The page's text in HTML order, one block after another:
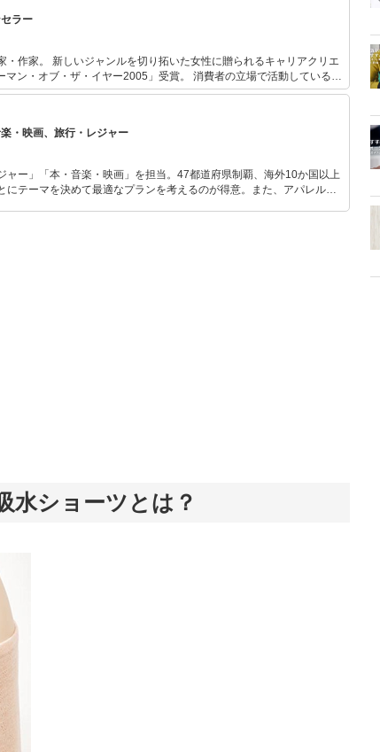
ラー
られるキャリアクリエ
・イヤー2005」受賞。 消費者の立場で活動している。
多数。著書に『ブラの本。』（サンマーク出版）『着るだけダイエッ
房と靴専門店にて経験を積み、現在「足と靴のカウンセラー」として
・映画、旅行・レジャー
ャー」「本・音楽・映画」を担当。47都道府県制覇、海外10か国以上
にテーマを決めて最適なプランを考えるのが得意。また、アパレルシ
水ショーツとは？